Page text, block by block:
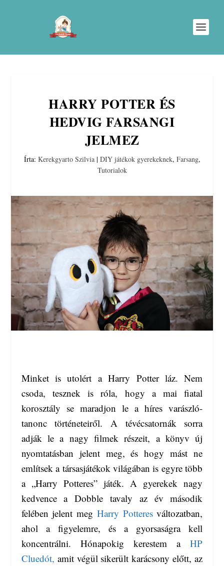
HARRY POTTER ÉS
HEDVIG FARSANGI
JELMEZ
Írta: Kerekgyarto Szilvia| DIY játékok gyerekeknek, Farsang,
Tutorialok
Minket is utolért a Harry Potter láz. Nem
csoda, tesznek is róla, hogy a mai fiatal
korosztály se maradjon le a híres varászló-
tanonc történeteiről. A tévécsatornák sorra
adják le a nagy filmek részeit, a könyv új
nyomtatásban jelent meg, és hogy mást ne
említsek a társasjátékok világában is egyre több
a „Harry Potteres” játék. A gyerekek nagy
kedvence a Dobble tavaly az év második
felében jelent meg Harry Potteresváltozatban,
ahol a figyelemre, és a gyorsaságra kell
koncentrálni. Hónapokig kerestem aHP
Cluedót, amit végül sikerült karácsony előtt, az